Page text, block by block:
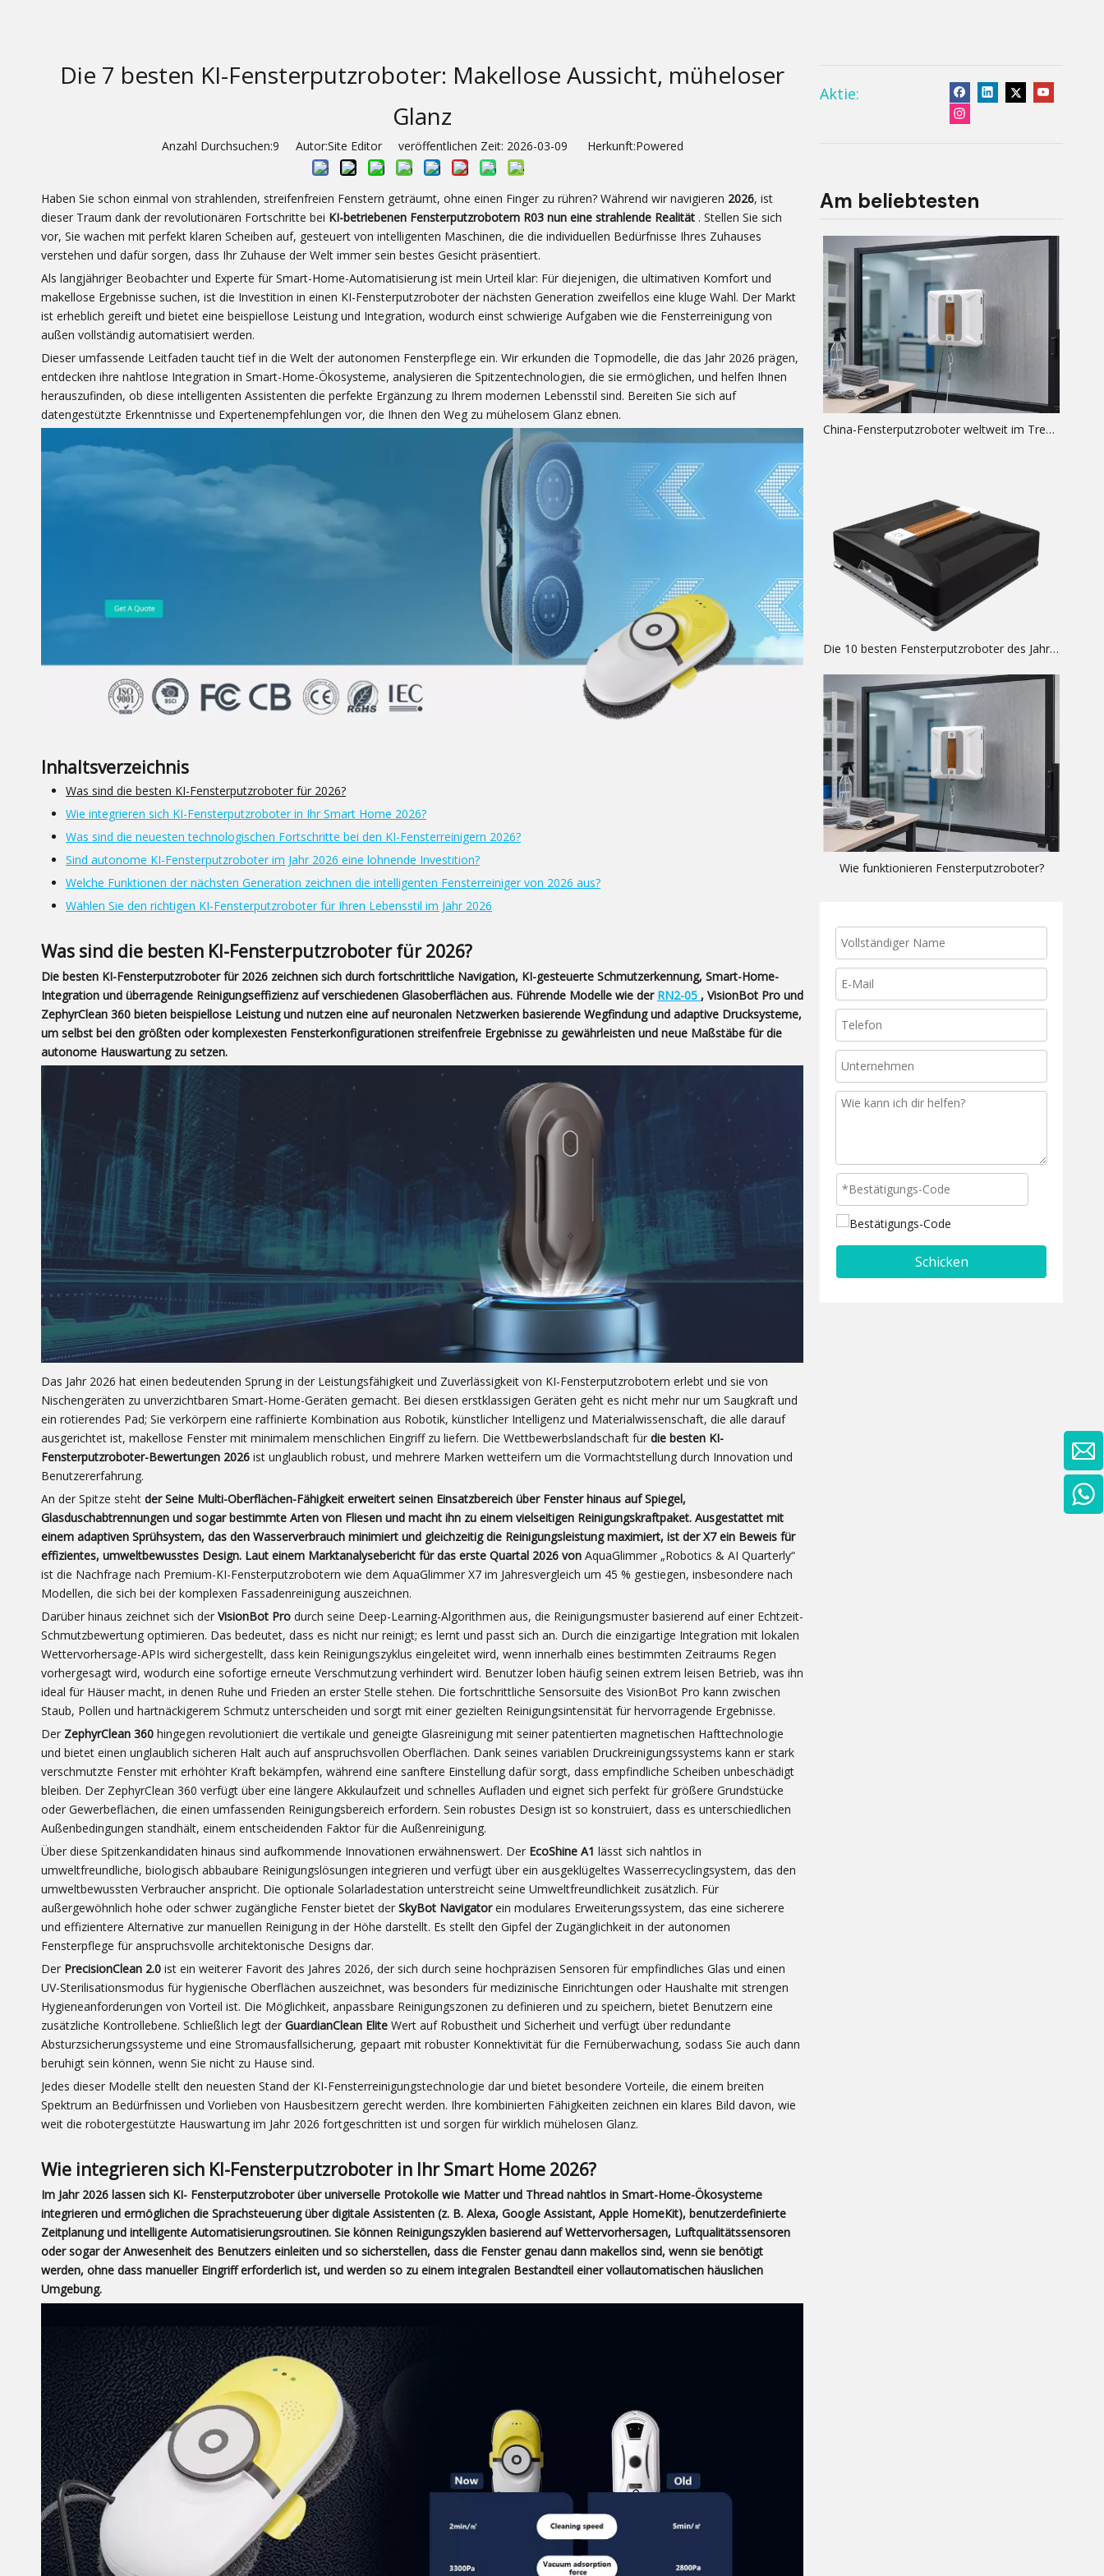
Die 7 besten KI-Fensterputzroboter: Makellose Aussicht, müheloser
Glanz
Anzahl Durchsuchen:9 Autor:Site Editor veröffentlichen Zeit: 2026-03-09 Herkunft:Powered
Haben Sie schon einmal von strahlenden, streifenfreien Fenstern geträumt, ohne einen Finger zu rühren? Während wir navigieren 2026, ist
dieser Traum dank der revolutionären Fortschritte bei KI-betriebenen Fensterputzrobotern R03 nun eine strahlende Realität . Stellen Sie sich
vor, Sie wachen mit perfekt klaren Scheiben auf, gesteuert von intelligenten Maschinen, die die individuellen Bedürfnisse Ihres Zuhauses
verstehen und dafür sorgen, dass Ihr Zuhause der Welt immer sein bestes Gesicht präsentiert.
Als langjähriger Beobachter und Experte für Smart-Home-Automatisierung ist mein Urteil klar: Für diejenigen, die ultimativen Komfort und
makellose Ergebnisse suchen, ist die Investition in einen KI-Fensterputzroboter der nächsten Generation zweifellos eine kluge Wahl. Der Markt
ist erheblich gereift und bietet eine beispiellose Leistung und Integration, wodurch einst schwierige Aufgaben wie die Fensterreinigung von
außen vollständig automatisiert werden.
Dieser umfassende Leitfaden taucht tief in die Welt der autonomen Fensterpflege ein. Wir erkunden die Topmodelle, die das Jahr 2026 prägen,
entdecken ihre nahtlose Integration in Smart-Home-Ökosysteme, analysieren die Spitzentechnologien, die sie ermöglichen, und helfen Ihnen
herauszufinden, ob diese intelligenten Assistenten die perfekte Ergänzung zu Ihrem modernen Lebensstil sind. Bereiten Sie sich auf
datengestützte Erkenntnisse und Expertenempfehlungen vor, die Ihnen den Weg zu mühelosem Glanz ebnen.
Inhaltsverzeichnis
Was sind die besten KI-Fensterputzroboter für 2026?
Wie integrieren sich KI-Fensterputzroboter in Ihr Smart Home 2026?
Was sind die neuesten technologischen Fortschritte bei den KI-Fensterreinigern 2026?
Sind autonome KI-Fensterputzroboter im Jahr 2026 eine lohnende Investition?
Welche Funktionen der nächsten Generation zeichnen die intelligenten Fensterreiniger von 2026 aus?
Wählen Sie den richtigen KI-Fensterputzroboter für Ihren Lebensstil im Jahr 2026
Was sind die besten KI-Fensterputzroboter für 2026?
Die besten KI-Fensterputzroboter für 2026 zeichnen sich durch fortschrittliche Navigation, KI-gesteuerte Schmutzerkennung, Smart-Home-
Integration und überragende Reinigungseffizienz auf verschiedenen Glasoberflächen aus. Führende Modelle wie der RN2-05 , VisionBot Pro und
ZephyrClean 360 bieten beispiellose Leistung und nutzen eine auf neuronalen Netzwerken basierende Wegfindung und adaptive Drucksysteme,
um selbst bei den größten oder komplexesten Fensterkonfigurationen streifenfreie Ergebnisse zu gewährleisten und neue Maßstäbe für die
autonome Hauswartung zu setzen.
Das Jahr 2026 hat einen bedeutenden Sprung in der Leistungsfähigkeit und Zuverlässigkeit von KI-Fensterputzrobotern erlebt und sie von
Nischengeräten zu unverzichtbaren Smart-Home-Geräten gemacht. Bei diesen erstklassigen Geräten geht es nicht mehr nur um Saugkraft und
ein rotierendes Pad; Sie verkörpern eine raffinierte Kombination aus Robotik, künstlicher Intelligenz und Materialwissenschaft, die alle darauf
ausgerichtet ist, makellose Fenster mit minimalem menschlichen Eingriff zu liefern. Die Wettbewerbslandschaft für die besten KI-
Fensterputzroboter-Bewertungen 2026 ist unglaublich robust, und mehrere Marken wetteifern um die Vormachtstellung durch Innovation und
Benutzererfahrung.
An der Spitze steht der Seine Multi-Oberflächen-Fähigkeit erweitert seinen Einsatzbereich über Fenster hinaus auf Spiegel,
Glasduschabtrennungen und sogar bestimmte Arten von Fliesen und macht ihn zu einem vielseitigen Reinigungskraftpaket. Ausgestattet mit
einem adaptiven Sprühsystem, das den Wasserverbrauch minimiert und gleichzeitig die Reinigungsleistung maximiert, ist der X7 ein Beweis für
effizientes, umweltbewusstes Design. Laut einem Marktanalysebericht für das erste Quartal 2026 von AquaGlimmer „Robotics & AI Quarterly“
ist die Nachfrage nach Premium-KI-Fensterputzrobotern wie dem AquaGlimmer X7 im Jahresvergleich um 45 % gestiegen, insbesondere nach
Modellen, die sich bei der komplexen Fassadenreinigung auszeichnen.
Darüber hinaus zeichnet sich der VisionBot Pro durch seine Deep-Learning-Algorithmen aus, die Reinigungsmuster basierend auf einer Echtzeit-
Schmutzbewertung optimieren. Das bedeutet, dass es nicht nur reinigt; es lernt und passt sich an. Durch die einzigartige Integration mit lokalen
Wettervorhersage-APIs wird sichergestellt, dass kein Reinigungszyklus eingeleitet wird, wenn innerhalb eines bestimmten Zeitraums Regen
vorhergesagt wird, wodurch eine sofortige erneute Verschmutzung verhindert wird. Benutzer loben häufig seinen extrem leisen Betrieb, was ihn
ideal für Häuser macht, in denen Ruhe und Frieden an erster Stelle stehen. Die fortschrittliche Sensorsuite des VisionBot Pro kann zwischen
Staub, Pollen und hartnäckigerem Schmutz unterscheiden und sorgt mit einer gezielten Reinigungsintensität für hervorragende Ergebnisse.
Der ZephyrClean 360 hingegen revolutioniert die vertikale und geneigte Glasreinigung mit seiner patentierten magnetischen Hafttechnologie
und bietet einen unglaublich sicheren Halt auch auf anspruchsvollen Oberflächen. Dank seines variablen Druckreinigungssystems kann er stark
verschmutzte Fenster mit erhöhter Kraft bekämpfen, während eine sanftere Einstellung dafür sorgt, dass empfindliche Scheiben unbeschädigt
bleiben. Der ZephyrClean 360 verfügt über eine längere Akkulaufzeit und schnelles Aufladen und eignet sich perfekt für größere Grundstücke
oder Gewerbeflächen, die einen umfassenden Reinigungsbereich erfordern. Sein robustes Design ist so konstruiert, dass es unterschiedlichen
Außenbedingungen standhält, einem entscheidenden Faktor für die Außenreinigung.
Über diese Spitzenkandidaten hinaus sind aufkommende Innovationen erwähnenswert. Der EcoShine A1 lässt sich nahtlos in
umweltfreundliche, biologisch abbaubare Reinigungslösungen integrieren und verfügt über ein ausgeklügeltes Wasserrecyclingsystem, das den
umweltbewussten Verbraucher anspricht. Die optionale Solarladestation unterstreicht seine Umweltfreundlichkeit zusätzlich. Für
außergewöhnlich hohe oder schwer zugängliche Fenster bietet der SkyBot Navigatorein modulares Erweiterungssystem, das eine sicherere
und effizientere Alternative zur manuellen Reinigung in der Höhe darstellt. Es stellt den Gipfel der Zugänglichkeit in der autonomen
Fensterpflege für anspruchsvolle architektonische Designs dar.
Der PrecisionClean 2.0 ist ein weiterer Favorit des Jahres 2026, der sich durch seine hochpräzisen Sensoren für empfindliches Glas und einen
UV-Sterilisationsmodus für hygienische Oberflächen auszeichnet, was besonders für medizinische Einrichtungen oder Haushalte mit strengen
Hygieneanforderungen von Vorteil ist. Die Möglichkeit, anpassbare Reinigungszonen zu definieren und zu speichern, bietet Benutzern eine
zusätzliche Kontrollebene. Schließlich legt der GuardianClean Elite Wert auf Robustheit und Sicherheit und verfügt über redundante
Absturzsicherungssysteme und eine Stromausfallsicherung, gepaart mit robuster Konnektivität für die Fernüberwachung, sodass Sie auch dann
beruhigt sein können, wenn Sie nicht zu Hause sind.
Jedes dieser Modelle stellt den neuesten Stand der KI-Fensterreinigungstechnologie dar und bietet besondere Vorteile, die einem breiten
Spektrum an Bedürfnissen und Vorlieben von Hausbesitzern gerecht werden. Ihre kombinierten Fähigkeiten zeichnen ein klares Bild davon, wie
weit die robotergestützte Hauswartung im Jahr 2026 fortgeschritten ist und sorgen für wirklich mühelosen Glanz.
Wie integrieren sich KI-Fensterputzroboter in Ihr Smart Home 2026?
Im Jahr 2026 lassen sich KI- Fensterputzroboterüber universelle Protokolle wie Matter und Thread nahtlos in Smart-Home-Ökosysteme
integrieren und ermöglichen die Sprachsteuerung über digitale Assistenten (z. B. Alexa, Google Assistant, Apple HomeKit), benutzerdefinierte
Zeitplanung und intelligente Automatisierungsroutinen. Sie können Reinigungszyklen basierend auf Wettervorhersagen, Luftqualitätssensoren
oder sogar der Anwesenheit des Benutzers einleiten und so sicherstellen, dass die Fenster genau dann makellos sind, wenn sie benötigt
werden, ohne dass manueller Eingriff erforderlich ist, und werden so zu einem integralen Bestandteil einer vollautomatischen häuslichen
Umgebung.
Aktie:
Am beliebtesten
China-Fensterputzroboter weltweit im Trend Warum: Globale Analyse
Die 10 besten Fensterputzroboter des Jahres 2026
Wie funktionieren Fensterputzroboter?
Schicken